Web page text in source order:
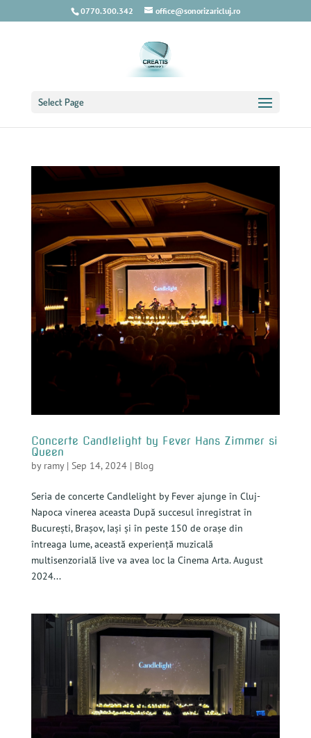
0770.300.342 office@sonorizaricluj.ro
Select Page
Concerte Candlelight by Fever Hans Zimmer si
Queen
by ramy| Sep 14, 2024| Blog
Seria de concerte Candlelight by Fever ajunge în Cluj-
Napoca vinerea aceasta După succesul înregistrat în
București, Brașov, Iași și în peste 150 de orașe din
întreaga lume, această experiență muzicală
multisenzorială live va avea loc la Cinema Arta. August
2024...